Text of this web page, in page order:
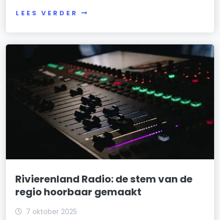
LEES VERDER
Rivierenland Radio: de stem van de
regio hoorbaar gemaakt
7 oktober 2025